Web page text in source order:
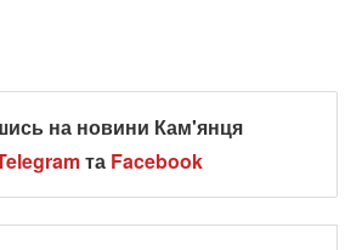
на новини Кам'янця
та Facebook